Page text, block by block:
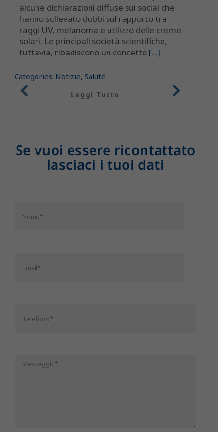
alcune dichiarazioni diffuse sui social che
hanno sollevato dubbi sul rapporto tra
raggi UV, melanoma e utilizzo delle creme
solari. Le principali società scientifiche,
tuttavia, ribadiscono un concetto [...]
Categories: Notizie, Salute
Leggi Tutto
Se vuoi essere ricontattato
lasciaci i tuoi dati